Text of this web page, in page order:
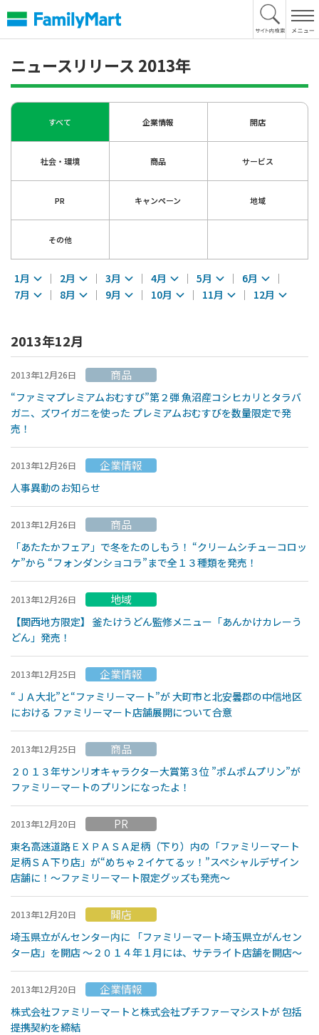
文
へ
ニュースリリース 2013年
すべて 企業情報 開店
社会・環境 商品 サービス
PR キャンペーン 地域
その他
1月 2月 3月 4月 5月
6月
7月
8月 9月 10月 11月 12月
2013年12月
2013年12月26日 商品
“ファミマプレミアムおむすび”第２弾 魚沼産コシヒカリとタラバ
ガニ、ズワイガニを使った プレミアムおむすびを数量限定で発
売！
2013年12月26日 企業情報
人事異動のお知らせ
2013年12月26日 商品
「あたたかフェア」で冬をたのしもう！ “クリームシチューコロッ
ケ”から “フォンダンショコラ”まで全１３種類を発売！
2013年12月26日 地域
【関西地方限定】 釜たけうどん監修メニュー「あんかけカレーう
どん」発売！
2013年12月25日 企業情報
“ＪＡ大北”と“ファミリーマート”が 大町市と北安曇郡の中信地区
における ファミリーマート店舗展開について合意
2013年12月25日 商品
２０１３年サンリオキャラクター大賞第３位 ”ポムポムプリン”が
ファミリーマートのプリンになったよ！
2013年12月20日 PR
東名高速道路ＥＸＰＡＳＡ足柄（下り）内の「ファミリーマート
足柄ＳＡ下り店」が“めちゃ２イケてるッ！”スペシャルデザイン
店舗に！〜ファミリーマート限定グッズも発売〜
2013年12月20日 開店
埼玉県立がんセンター内に 「ファミリーマート埼玉県立がんセン
ター店」を開店 〜２０１４年１月には、サテライト店舗を開店〜
2013年12月20日 企業情報
株式会社ファミリーマートと株式会社プチファーマシストが 包括
提携契約を締結